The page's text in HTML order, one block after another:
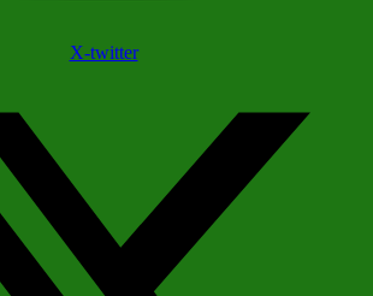
X-twitter